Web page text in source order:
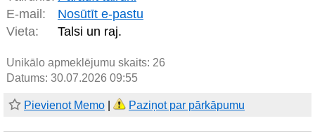
E-mail:
Nosūtīt e-pastu
Vieta:
Talsi un raj.
Unikālo apmeklējumu skaits: 26
Datums: 30.07.2026 09:55
Pievienot Memo Paziņot par pārkāpumu